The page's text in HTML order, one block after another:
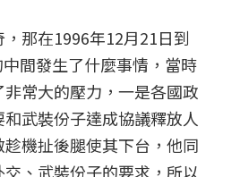
那在1996年12月21日到
間發生了什麼事情，當時
常大的壓力，一是各國政
武裝份子達成協議釋放人
機扯後腿使其下台，他同
、武裝份子的要求，所以